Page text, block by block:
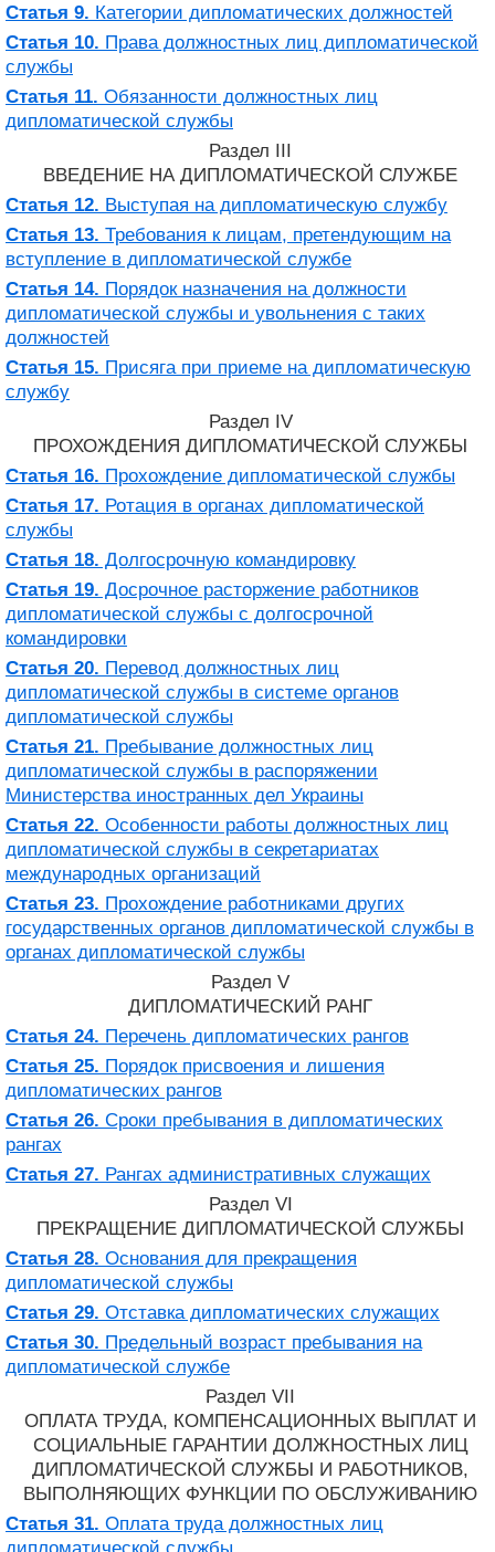
Статья 9. Категории дипломатических должностей
Статья 10. Права должностных лиц дипломатической
службы
Статья 11. Обязанности должностных лиц
дипломатической службы
Раздел III
ВВЕДЕНИЕ НА ДИПЛОМАТИЧЕСКОЙ СЛУЖБЕ
Статья 12. Выступая на дипломатическую службу
Статья 13. Требования к лицам, претендующим на
вступление в дипломатической службе
Статья 14. Порядок назначения на должности
дипломатической службы и увольнения с таких
должностей
Статья 15. Присяга при приеме на дипломатическую
службу
Раздел IV
ПРОХОЖДЕНИЯ ДИПЛОМАТИЧЕСКОЙ СЛУЖБЫ
Статья 16. Прохождение дипломатической службы
Статья 17. Ротация в органах дипломатической
службы
Статья 18. Долгосрочную командировку
Статья 19. Досрочное расторжение работников
дипломатической службы с долгосрочной
командировки
Статья 20. Перевод должностных лиц
дипломатической службы в системе органов
дипломатической службы
Статья 21. Пребывание должностных лиц
дипломатической службы в распоряжении
Министерства иностранных дел Украины
Статья 22. Особенности работы должностных лиц
дипломатической службы в секретариатах
международных организаций
Статья 23. Прохождение работниками других
государственных органов дипломатической службы в
органах дипломатической службы
Раздел V
ДИПЛОМАТИЧЕСКИЙ РАНГ
Статья 24. Перечень дипломатических рангов
Статья 25. Порядок присвоения и лишения
дипломатических рангов
Статья 26. Сроки пребывания в дипломатических
рангах
Статья 27. Рангах административных служащих
Раздел VI
ПРЕКРАЩЕНИЕ ДИПЛОМАТИЧЕСКОЙ СЛУЖБЫ
Статья 28. Основания для прекращения
дипломатической службы
Статья 29. Отставка дипломатических служащих
Статья 30. Предельный возраст пребывания на
дипломатической службе
Раздел VII
ОПЛАТА ТРУДА, КОМПЕНСАЦИОННЫХ ВЫПЛАТ И
СОЦИАЛЬНЫЕ ГАРАНТИИ ДОЛЖНОСТНЫХ ЛИЦ
ДИПЛОМАТИЧЕСКОЙ СЛУЖБЫ И РАБОТНИКОВ,
ВЫПОЛНЯЮЩИХ ФУНКЦИИ ПО ОБСЛУЖИВАНИЮ
Статья 31. Оплата труда должностных лиц
дипломатической службы